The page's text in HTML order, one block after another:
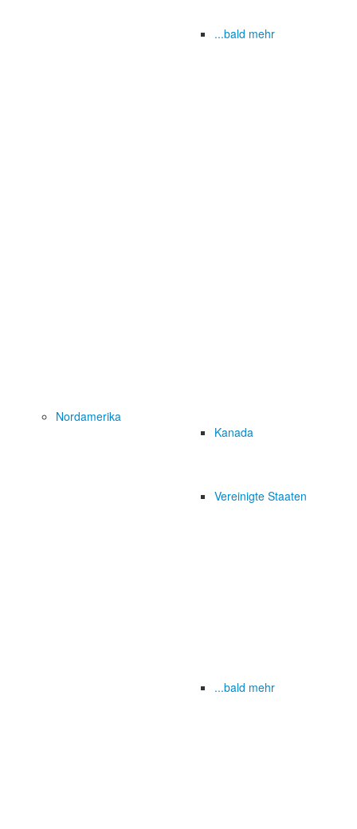
...bald mehr
Nordamerika
Kanada
Vereinigte Staaten
...bald mehr